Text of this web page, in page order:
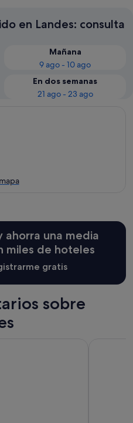
en Landes: consulta
Mañana
9 ago - 10 ago
En dos semanas
21 ago - 23 ago
ahorra una media
miles de hoteles
gratis
sobre